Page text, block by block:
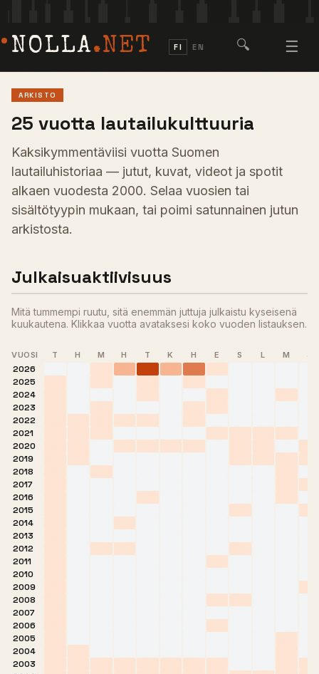
NOLLA.NET FI EN 🔍 ☰
ARKISTO
25 vuotta lautailukulttuuria
Kaksikymmentäviisi vuotta Suomen
lautailuhistoriaa — jutut, kuvat, videot ja spotit
alkaen vuodesta 2000. Selaa vuosien tai
sisältötyypin mukaan, tai poimi satunnainen jutun
arkistosta.
Julkaisuaktiivisuus
Mitä tummempi ruutu, sitä enemmän juttuja julkaistu kyseisenä
kuukautena. Klikkaa vuotta avataksesi koko vuoden listauksen.
VUOSI T H M H T K H E S L M J
2026
2025
2024
2023
2022
2021
2020
2019
2018
2017
2016
2015
2014
2013
2012
2011
2010
2009
2008
2007
2006
2005
2004
2003